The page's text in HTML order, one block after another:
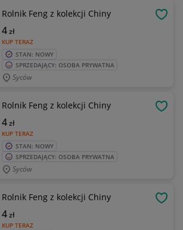
Rolnik Feng z kolekcji Chiny
KUP TERAZ
4zł
STAN: NOWY
SPRZEDAJĄCY: OSOBA PRYWATNA
Syców
Rolnik Feng z kolekcji Chiny
KUP TERAZ
4zł
STAN: NOWY
SPRZEDAJĄCY: OSOBA PRYWATNA
Syców
Rolnik Feng z kolekcji Chiny
KUP TERAZ
4zł